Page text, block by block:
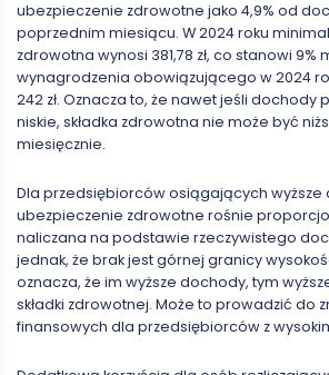
ubezpieczenie zdrowotne jako 4,9% od
poprzednim miesiącu. W 2024 roku
zdrowotna wynosi 381,78 zł, co stanowi 9%
wynagrodzenia obowiązującego w 2024
242 zł. Oznacza to, że nawet jeśli dochody
niskie, składka zdrowotna nie może być
miesięcznie.
Dla przedsiębiorców osiągających wyższe
ubezpieczenie zdrowotne rośnie
naliczana na podstawie rzeczywistego
jednak, że brak jest górnej granicy
oznacza, że im wyższe dochody, tym
składki zdrowotnej. Może to prowadzić do
finansowych dla przedsiębiorców z